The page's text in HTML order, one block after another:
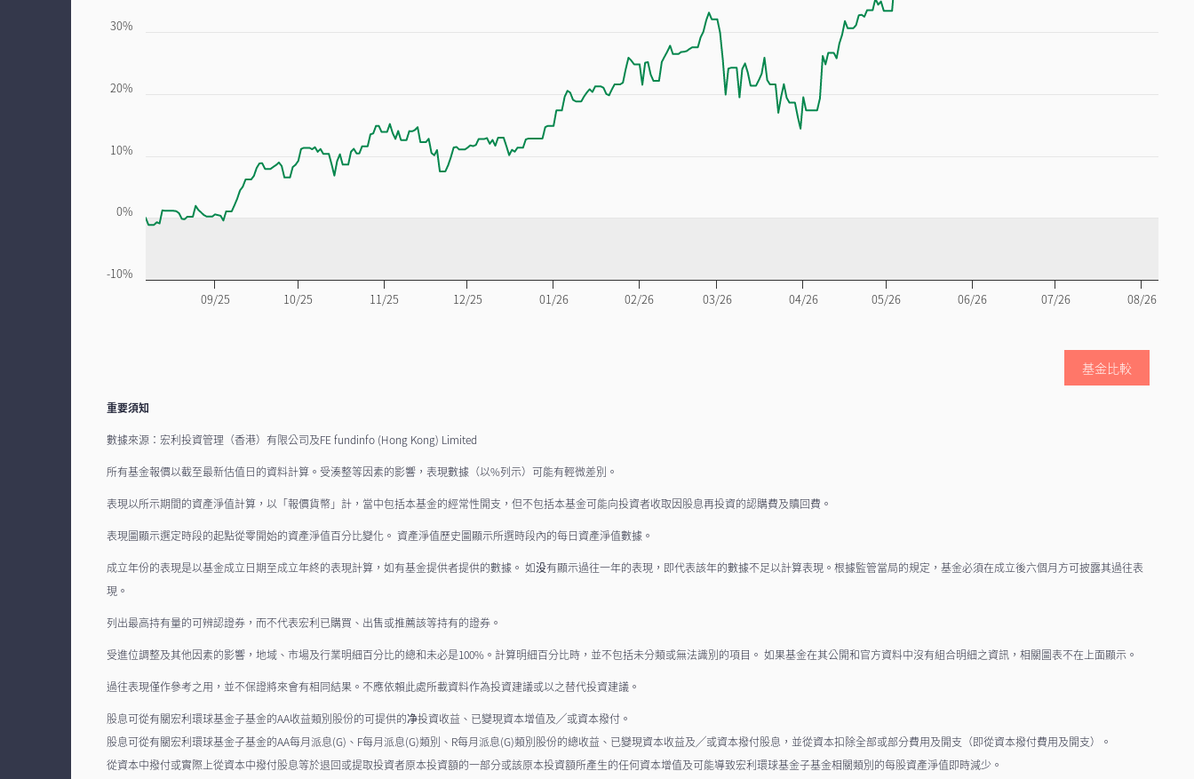
09/25 10/25 11/25 12/25 01/26 02/26 03/26 04/26 05/26 06/26 07/26 08/26
-10%
0%
10%
20%
30%
基金比較
重要須知
數據來源：宏利投資管理（香港）有限公司及FE fundinfo (Hong Kong) Limited
所有基金報價以截至最新估值日的資料計算。受湊整等因素的影響，表現數據（以%列示）可能有輕微差別。
表現以所示期間的資產淨值計算，以「報價貨幣」計，當中包括本基金的經常性開支，但不包括本基金可能向投資者收取因股息再投資的認購費及贖回費。
表現圖顯示選定時段的起點從零開始的資產淨值百分比變化。 資產淨值歷史圖顯示所選時段內的每日資產淨值數據。
成立年份的表現是以基金成立日期至成立年終的表現計算，如有基金提供者提供的數據。 如没有顯示過往一年的表現，即代表該年的數據不足以計算表現。根據監管當局的規定，基金必須在成立後六個月方可披露其過往表
現。
列出最高持有量的可辨認證券，而不代表宏利已購買、出售或推薦該等持有的證券。
受進位調整及其他因素的影響，地域、市場及行業明細百分比的總和未必是100%。計算明細百分比時，並不包括未分類或無法識別的項目。 如果基金在其公開和官方資料中沒有組合明細之資訊，相關圖表不在上面顯示。
過往表現僅作參考之用，並不保證將來會有相同結果。不應依賴此處所載資料作為投資建議或以之替代投資建議。
股息可從有關宏利環球基金子基金的AA收益類別股份的可提供的净投資收益、已變現資本增值及╱或資本撥付。
股息可從有關宏利環球基金子基金的AA每月派息(G)、F每月派息(G)類別、R每月派息(G)類別股份的總收益、已變現資本收益及╱或資本撥付股息，並從資本扣除全部或部分費用及開支（即從資本撥付費用及開支）。
從資本中撥付或實際上從資本中撥付股息等於退回或提取投資者原本投資額的一部分或該原本投資額所產生的任何資本增值及可能導致宏利環球基金子基金相關類別的每股資產淨值即時減少。